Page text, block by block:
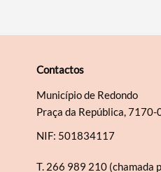
Contactos
Município de Redondo
Praça da República, 7170-
NIF: 501834117
T. 266 989 210 (chamada